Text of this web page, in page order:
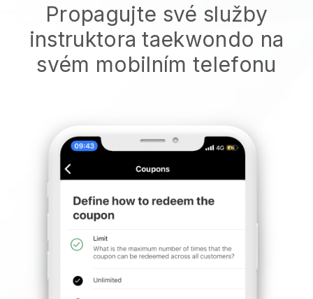
Propagujte své služby
instruktora taekwondo na
svém mobilním telefonu